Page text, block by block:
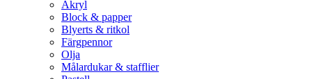
Akryl
Block & papper
Blyerts & ritkol
Färgpennor
Olja
Målardukar & stafflier